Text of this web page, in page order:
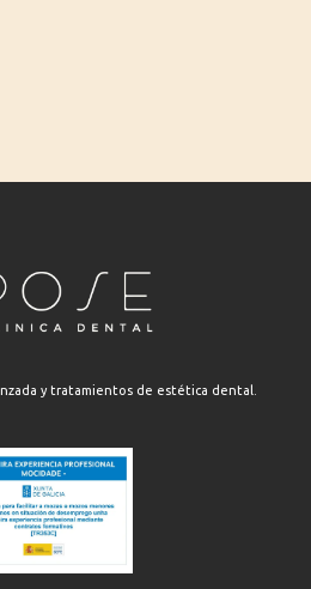
y tratamientos de estética dental.